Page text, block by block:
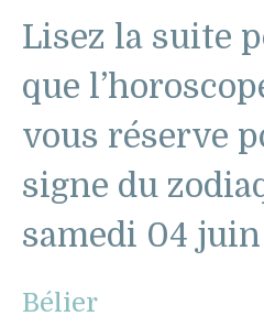
Lisez la suite
que
vous réserve
signe du
samedi 04
Bélier